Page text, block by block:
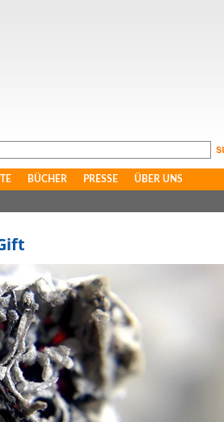
BÜCHER PRESSE ÜBER UNS